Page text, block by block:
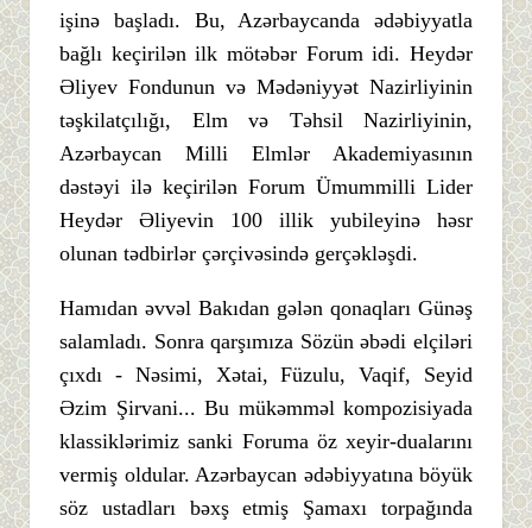
işinə başladı. Bu, Azərbaycanda ədəbiyyatla
bağlı keçirilən ilk mötəbər Forum idi. Heydər
Əliyev Fondunun və Mədəniyyət Nazirliyinin
təşkilatçılığı, Elm və Təhsil Nazirliyinin,
Azərbaycan Milli Elmlər Akademiyasının
dəstəyi ilə keçirilən Forum Ümummilli Lider
Heydər Əliyevin 100 illik yubileyinə həsr
olunan tədbirlər çərçivəsində gerçəkləşdi.
Hamıdan əvvəl Bakıdan gələn qonaqları Günəş
salamladı. Sonra qarşımıza Sözün əbədi elçiləri
çıxdı - Nəsimi, Xətai, Füzulu, Vaqif, Seyid
Əzim Şirvani... Bu mükəmməl kompozisiyada
klassiklərimiz sanki Foruma öz xeyir-dualarını
vermiş oldular. Azərbaycan ədəbiyyatına böyük
söz ustadları bəxş etmiş Şamaxı torpağında